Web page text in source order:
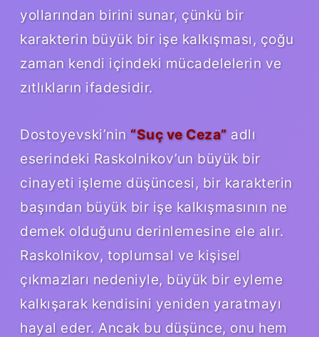
yollarından birini sunar, çünkü bir
karakterin büyük bir işe kalkışması, çoğu
zaman kendi içindeki mücadelelerin ve
zıtlıkların ifadesidir.
Dostoyevski’nin “Suç ve Ceza” adlı
eserindeki Raskolnikov’un büyük bir
cinayeti işleme düşüncesi, bir karakterin
başından büyük bir işe kalkışmasının ne
demek olduğunu derinlemesine ele alır.
Raskolnikov, toplumsal ve kişisel
çıkmazları nedeniyle, büyük bir eyleme
kalkışarak kendisini yeniden yaratmayı
hayal eder. Ancak bu düşünce, onu hem